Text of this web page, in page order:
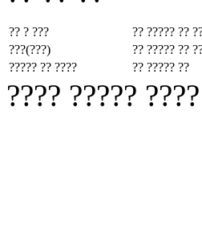
?? ? ??? ?? ????? ??
???(???)
?? ????? ??
????? ?? ????
?? ????? ??
???? ?????